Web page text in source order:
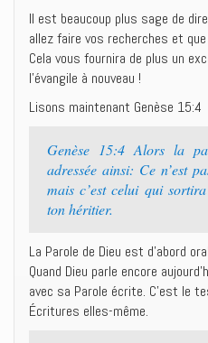
Il est beaucoup plus sage de
allez faire vos recherches et
Cela vous fournira de plus un
l’évangile à nouveau !
Lisons maintenant Genèse 15:4
Genèse 15:4 Alors la
adressée ainsi: Ce n’est
mais c’est celui qui
ton héritier.
La Parole de Dieu est d’abord
Quand Dieu parle encore
avec sa Parole écrite. C’est le
Écritures elles-même.